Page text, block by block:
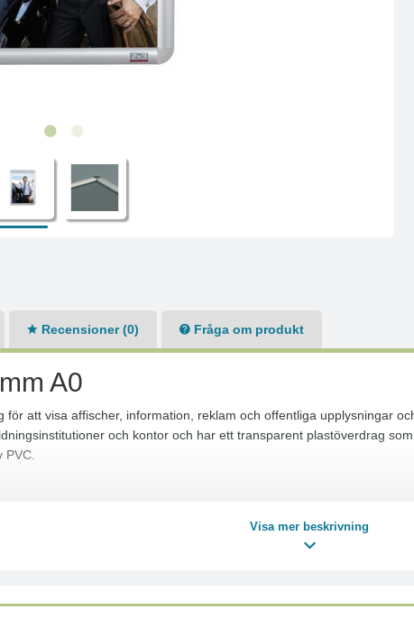
Recensioner (0) Fråga om produkt
A0
att visa affischer, information, reklam och offentliga upplysningar
och kontor och har ett transparent plastöverdrag
Visa mer beskrivning